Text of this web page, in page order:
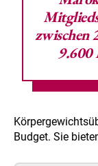
zwischen
9.600
Budget. Sie